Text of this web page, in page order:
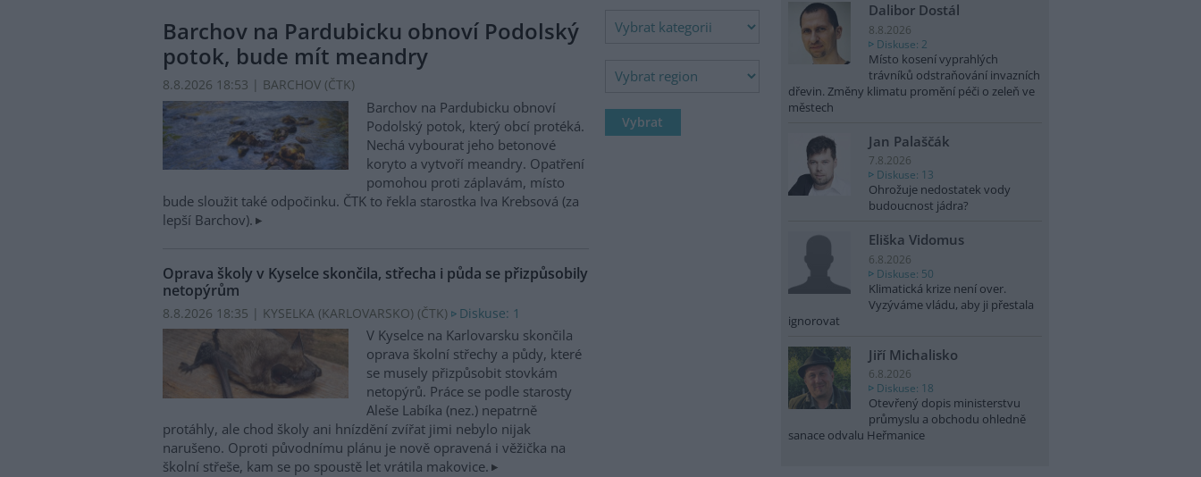
Barchov na Pardubicku obnoví Podolský
potok, bude mít meandry
8.8.2026 18:53 | BARCHOV (ČTK)
Barchov na Pardubicku obnoví
Podolský potok, který obcí protéká.
Nechá vybourat jeho betonové
koryto a vytvoří meandry. Opatření
pomohou proti záplavám, místo
bude sloužit také odpočinku. ČTK to řekla starostka Iva Krebsová (za
lepší Barchov).
Oprava školy v Kyselce skončila, střecha i půda se přizpůsobily
netopýrům
8.8.2026 18:35 | KYSELKA (KARLOVARSKO) (ČTK) Diskuse: 1
V Kyselce na Karlovarsku skončila
oprava školní střechy a půdy, které
se musely přizpůsobit stovkám
netopýrů. Práce se podle starosty
Aleše Labíka (nez.) nepatrně
protáhly, ale chod školy ani hnízdění zvířat jimi nebylo nijak
narušeno. Oproti původnímu plánu je nově opravená i věžička na
školní střeše, kam se po spoustě let vrátila makovice.
Dalibor Dostál
8.8.2026
Diskuse: 2
Místo kosení vyprahlých
trávníků odstraňování invazních
dřevin. Změny klimatu promění péči o zeleň ve
městech
Jan Palaščák
7.8.2026
Diskuse: 13
Ohrožuje nedostatek vody
budoucnost jádra?
Eliška Vidomus
6.8.2026
Diskuse: 50
Klimatická krize není over.
Vyzýváme vládu, aby ji přestala
ignorovat
Jiří Michalisko
6.8.2026
Diskuse: 18
Otevřený dopis ministerstvu
průmyslu a obchodu ohledně
sanace odvalu Heřmanice